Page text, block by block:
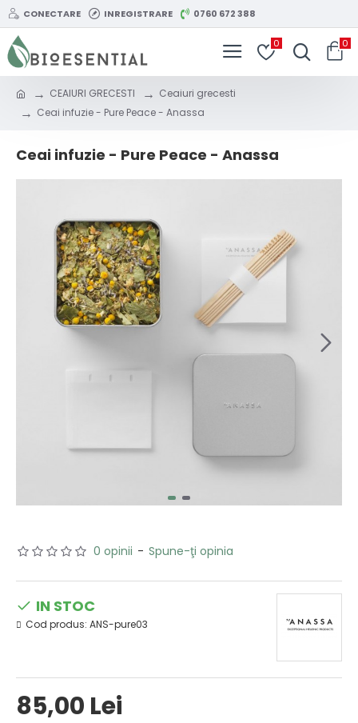
CONECTARE INREGISTRARE 0760 672 388
0 0
CEAIURI GRECESTI
Ceaiuri grecesti
Ceai infuzie - Pure Peace - Anassa
Ceai infuzie - Pure Peace - Anassa
0 opinii - Spune-ţi opinia
85,00 Lei
IN STOC
Cod produs: ANS-pure03